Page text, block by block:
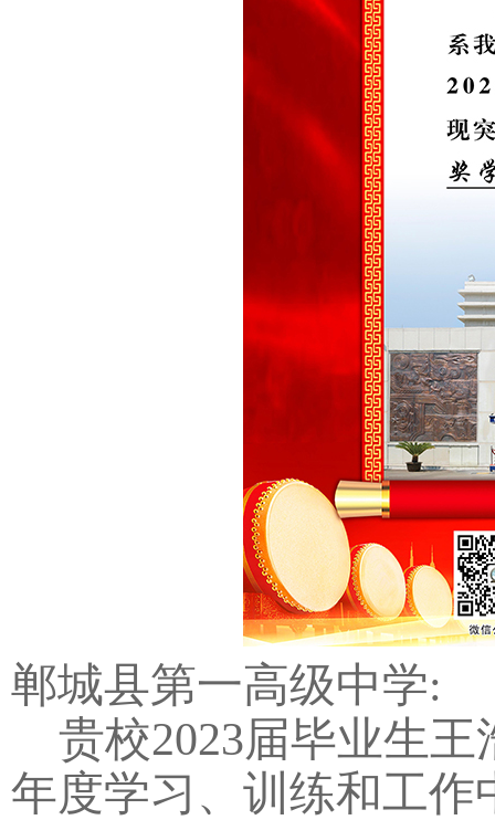
郸城县第一高级中学:
贵校2023届毕业生
年度学习、训练和工